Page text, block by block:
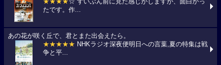
★★★★☆ ずいぶん前に見た感じがしますが、面白かっ
たです。作...
あの花が咲く丘で、君とまた出会えたら。
★★★★★ NHKラジオ深夜便明日への言葉,夏の特集は戦
争と平...